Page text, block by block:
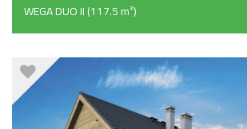
WEGA DUO II (117.5 m²)